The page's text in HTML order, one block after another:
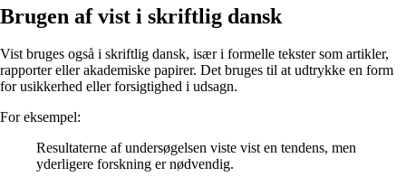
Brugen af vist i skriftlig dansk
Vist bruges også i skriftlig dansk, især i formelle tekster som artikler,
rapporter eller akademiske papirer. Det bruges til at udtrykke en form
for usikkerhed eller forsigtighed i udsagn.
For eksempel:
Resultaterne af undersøgelsen viste vist en tendens, men
yderligere forskning er nødvendig.